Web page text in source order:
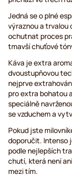
Jedná se o plné
výraznou a trvalou
ochutnat proces
tmavší chuťové
Káva je extra
dvoustupňovou
nejprve
pro extra bohatou
speciálně
se vzduchem a
Pokud jste
doporučit. Intenso
podle nejlepších
chutí, která není
mezi tím.